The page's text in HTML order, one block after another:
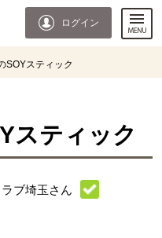
ログイン
SOYスティック
スティック
ブ埼玉 さん